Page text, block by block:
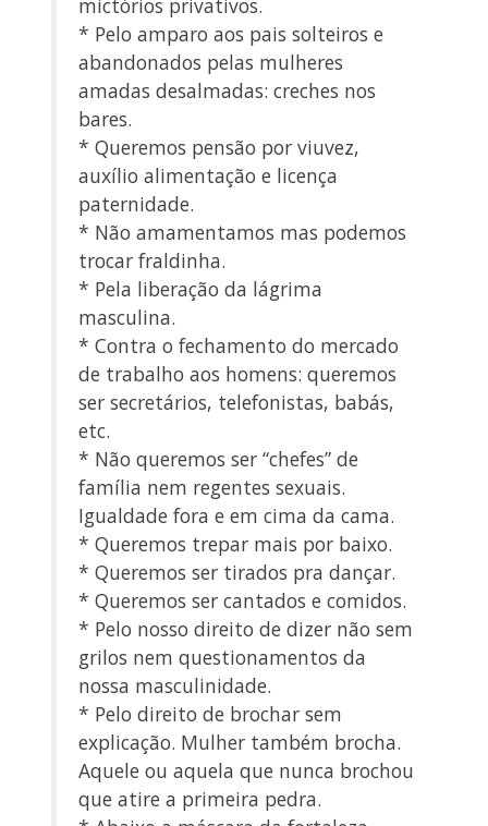
mictórios privativos.
* Pelo amparo aos pais solteiros e
abandonados pelas mulheres
amadas desalmadas: creches nos
bares.
* Queremos pensão por viuvez,
auxílio alimentação e licença
paternidade.
* Não amamentamos mas podemos
trocar fraldinha.
* Pela liberação da lágrima
masculina.
* Contra o fechamento do mercado
de trabalho aos homens: queremos
ser secretários, telefonistas, babás,
etc.
* Não queremos ser “chefes” de
família nem regentes sexuais.
Igualdade fora e em cima da cama.
* Queremos trepar mais por baixo.
* Queremos ser tirados pra dançar.
* Queremos ser cantados e comidos.
* Pelo nosso direito de dizer não sem
grilos nem questionamentos da
nossa masculinidade.
* Pelo direito de brochar sem
explicação. Mulher também brocha.
Aquele ou aquela que nunca brochou
que atire a primeira pedra.